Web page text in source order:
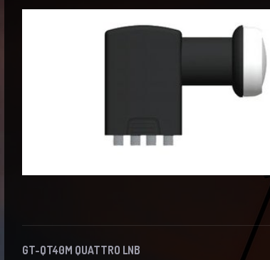
GT-QT40M QUATTRO LNB